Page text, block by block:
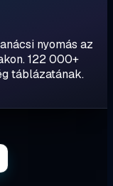
nyomás az
122 000+
táblázatának.